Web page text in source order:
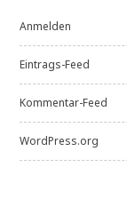
Anmelden
Eintrags-Feed
Kommentar-Feed
WordPress.org